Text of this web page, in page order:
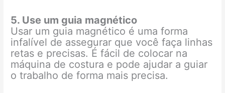
5. Use um guia magnético
Usar um guia magnético é uma forma
infalível de assegurar que você faça linhas
retas e precisas. É fácil de colocar na
máquina de costura e pode ajudar a guiar
o trabalho de forma mais precisa.